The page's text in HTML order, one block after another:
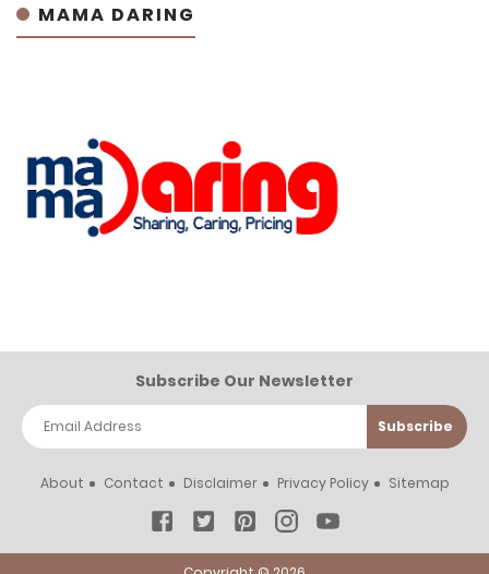
MAMA DARING
Subscribe Our Newsletter
About Contact Disclaimer Privacy Policy Sitemap